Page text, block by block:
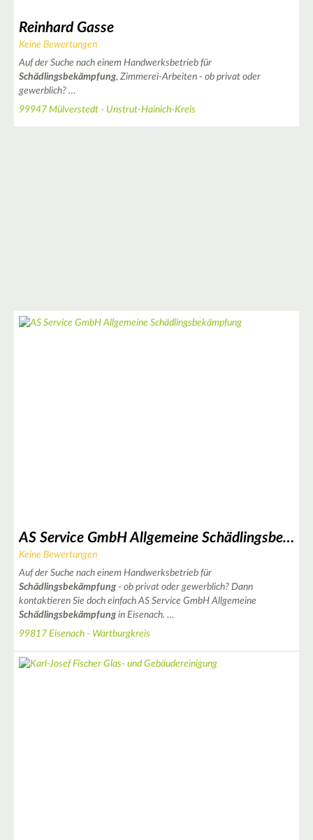
Reinhard Gasse
Keine Bewertungen
Auf der Suche nach einem Handwerksbetrieb für
Schädlingsbekämpfung, Zimmerei-Arbeiten - ob privat oder
gewerblich? …
99947 Mülverstedt - Unstrut-Hainich-Kreis
AS Service GmbH Allgemeine Schädlingsbekämpfung
Keine Bewertungen
Auf der Suche nach einem Handwerksbetrieb für
Schädlingsbekämpfung - ob privat oder gewerblich? Dann
kontaktieren Sie doch einfach AS Service GmbH Allgemeine
Schädlingsbekämpfung in Eisenach. …
99817 Eisenach - Wartburgkreis
2
30
12